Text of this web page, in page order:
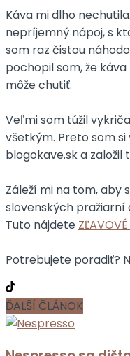
Káva mi dlho
nepríjemný nápoj, s
som raz čistou
pochopil som, že
môže chutiť.
Veľmi som túžil
všetkým. Preto som si
blogokave.sk a založil
Záleží mi na tom, aby
slovenských
Tuto nájdete
Potrebujete poradiť?
ĎALŠÍ ČLÁNOK